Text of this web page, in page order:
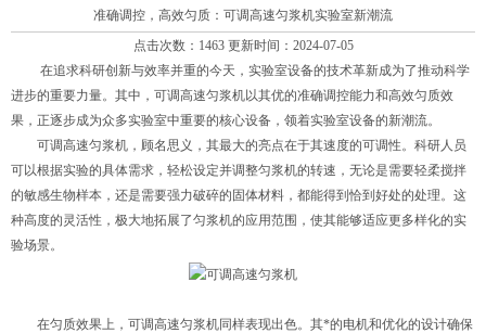
准确调控，高效匀质：可调高速匀浆机实验室新潮流
点击次数：1463 更新时间：2024-07-05
在追求科研创新与效率并重的今天，实验室设备的技术革新成为了推动科学
进步的重要力量。其中，可调高速匀浆机以其优的准确调控能力和高效匀质效
果，正逐步成为众多实验室中重要的核心设备，领着实验室设备的新潮流。
可调高速匀浆机，顾名思义，其最大的亮点在于其速度的可调性。科研人员
可以根据实验的具体需求，轻松设定并调整匀浆机的转速，无论是需要轻柔搅拌
的敏感生物样本，还是需要强力破碎的固体材料，都能得到恰到好处的处理。这
种高度的灵活性，极大地拓展了匀浆机的应用范围，使其能够适应更多样化的实
验场景。
在匀质效果上，可调高速匀浆机同样表现出色。其*的电机和优化的设计确保